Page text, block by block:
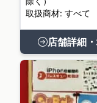
取扱商材: すべて
店舗詳細